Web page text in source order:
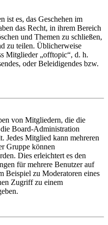
ist es, das Geschehen im
das Recht, in ihrem Bereich
und Themen zu schließen,
zu teilen. Üblicherweise
Mitglieder „offtopic“, d. h.
oder Beleidigendes bzw.
von Mitgliedern, die die
Board-Administration
Jedes Mitglied kann mehreren
Gruppe können
Dies erleichtert es den
für mehrere Benutzer auf
Beispiel zu Moderatoren eines
Zugriff zu einem